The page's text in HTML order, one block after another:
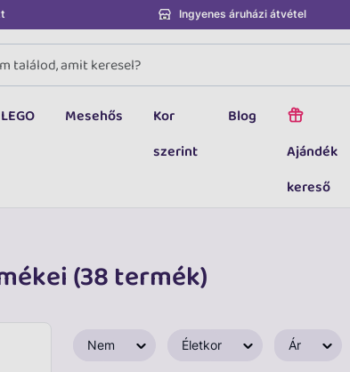
Ingyenes áruházi átvétel
LEGO Mesehős
Kor
szerint
Blog
Ajándék
kereső
(38 termék)
Nem Életkor Ár